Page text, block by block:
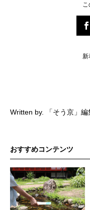
こ
新
Written by. 「そう京」編
おすすめコンテンツ